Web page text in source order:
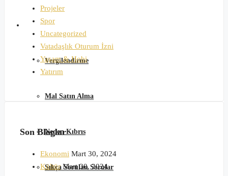
Satın Alma Rehberi
Vergilendirme
Mal Satın Alma
Neden Kıbrıs
Sıkça Sorulan Sorular
Projeler
Spor
Uncategorized
Vatadaşlık Oturum İzni
Yaşam & Hobi
Yatırım
Son Bloglar
Ekonomi Mart 30, 2024
Kültür Mart 30, 2024